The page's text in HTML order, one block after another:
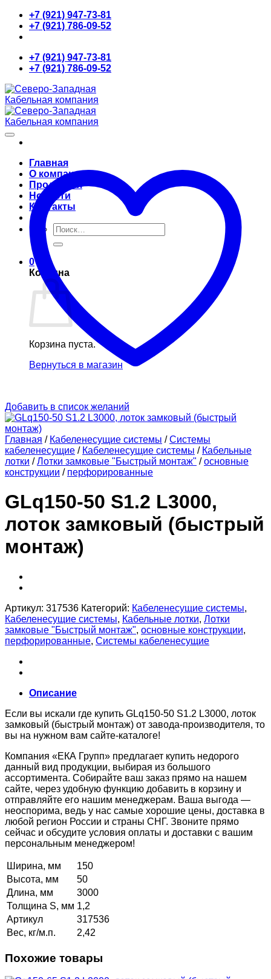
Skip
content
+7 (921) 947-73-81
+7 (921) 786-09-52
+7 (921) 947-73-81
+7 (921) 786-09-52
Главная
О компании
Продукция
Новости
Контакты
Искать:
0
Корзина
Корзина пуста.
Вернуться в магазин
Добавить в список желаний
Главная / Кабеленесущие системы / Системы
кабеленесущие / Кабеленесущие системы / Кабельные
лотки / Лотки замковые "Быстрый монтаж" / основные
конструкции / перфорированные
GLq150-50 S1.2 L3000,
лоток замковый (быстрый
монтаж)
Артикул: 317536 Категорий: Кабеленесущие системы,
Кабеленесущие системы, Кабельные лотки, Лотки
замковые "Быстрый монтаж", основные конструкции,
перфорированные, Системы кабеленесущие
Описание
Если вы искали где купить GLq150-50 S1.2 L3000, лоток
замковый (быстрый монтаж) от завода-производителя, то
вы на нужном вам сайте-каталоге!
Компания «ЕКА Групп» предлагает купить недорого
данный вид продукции, выбирая из большого
ассортимента. Собирайте ваш заказ прямо на нашем
сайте, через удобную функцию добавить в корзину и
отправляйте его нашим менеджерам. Ваша выгода —
неоспорима, ведь у нас самые хорошие цены, доставка в
любой регион России и страны СНГ. Звоните прямо
сейчас и обсудите условия оплаты и доставки с вашим
персональным менеджером!
Ширина, мм
150
Высота, мм
50
Длина, мм
3000
Толщина S, мм 1,2
Артикул
317536
Вес, кг/м.п.
2,42
Похожие товары